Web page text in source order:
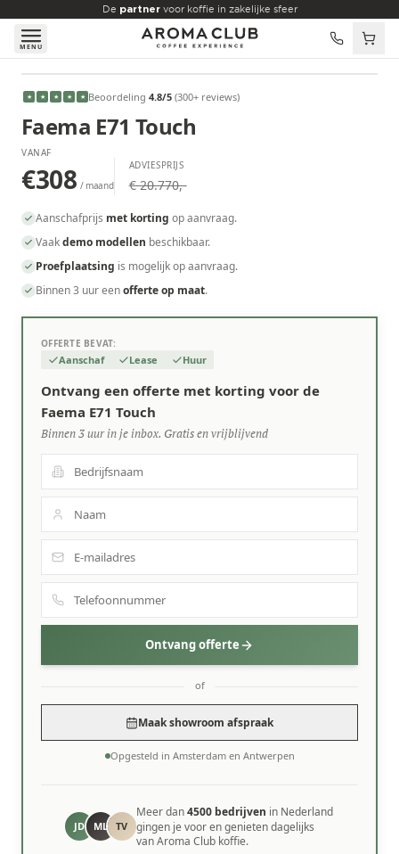
Skip to main content
De partnervoor koffie in zakelijke sfeer
MENU
VANAF
€308
★ ★ ★ ★ ★ Beoordeling 4.8/5 (300+ reviews)
Faema E71 Touch
VANAF
€308 / maand
ADVIESPRIJS
€ 20.770,-
Aanschafprijs met korting op aanvraag.
Vaakdemo modellen beschikbaar.
Proefplaatsing is mogelijk op aanvraag.
Binnen 3 uur eenofferte op maat.
OFFERTE BEVAT:
Aanschaf Lease Huur
Ontvang een offerte met korting voor de
Faema E71 Touch
Binnen 3 uur in je inbox. Gratis en vrijblijvend
Ontvang offerte
of
Maak showroom afspraak
Opgesteld in Amsterdam en Antwerpen
JD ML TV
Meer dan4500 bedrijven in Nederland
gingen je voor en genieten dagelijks
van Aroma Club koffie.